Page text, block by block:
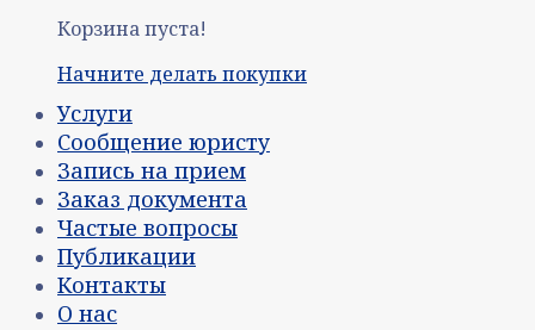
Корзина пуста!
Начните делать покупки
Услуги
Сообщение юристу
Запись на прием
Заказ документа
Частые вопросы
Публикации
Контакты
О нас